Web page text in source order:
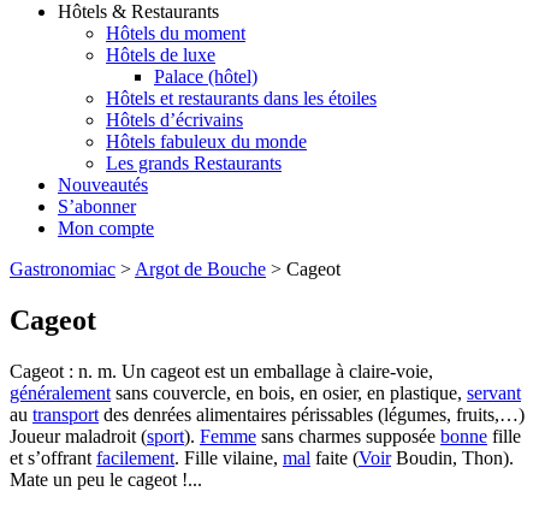
Hôtels & Restaurants
Hôtels du moment
Hôtels de luxe
Palace (hôtel)
Hôtels et restaurants dans les étoiles
Hôtels d’écrivains
Hôtels fabuleux du monde
Les grands Restaurants
Nouveautés
S’abonner
Mon compte
Gastronomiac > Argot de Bouche > Cageot
Cageot
Cageot : n. m. Un cageot est un emballage à claire-voie,
généralement sans couvercle, en bois, en osier, en plastique, servant
au transport des denrées alimentaires périssables (légumes, fruits,…)
Joueur maladroit (sport). Femme sans charmes supposée bonne fille
et s’offrant facilement. Fille vilaine, mal faite (VoirBoudin, Thon).
Mate un peu le cageot !...